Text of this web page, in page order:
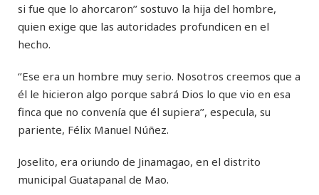
si fue que lo ahorcaron’’ sostuvo la hija del hombre,
quien exige que las autoridades profundicen en el
hecho.
‘’Ese era un hombre muy serio. Nosotros creemos que a
él le hicieron algo porque sabrá Dios lo que vio en esa
finca que no convenía que él supiera’’, especula, su
pariente, Félix Manuel Núñez.
Joselito, era oriundo de Jinamagao, en el distrito
municipal Guatapanal de Mao.